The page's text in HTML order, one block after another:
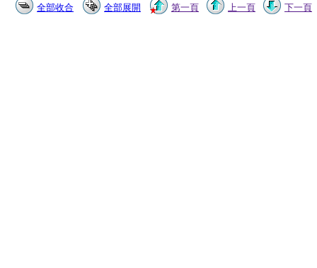
全部收合 全部展開 第一頁 上一頁 下一頁